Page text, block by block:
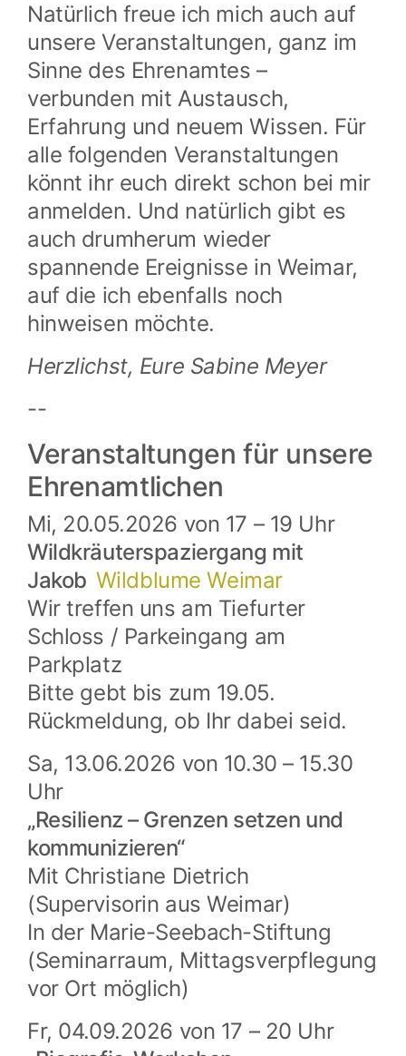
Natürlich freue ich mich auch auf
unsere Veranstaltungen, ganz im
Sinne des Ehrenamtes –
verbunden mit Austausch,
Erfahrung und neuem Wissen. Für
alle folgenden Veranstaltungen
könnt ihr euch direkt schon bei mir
anmelden. Und natürlich gibt es
auch drumherum wieder
spannende Ereignisse in Weimar,
auf die ich ebenfalls noch
hinweisen möchte.
Herzlichst, Eure Sabine Meyer
--
Veranstaltungen für unsere
Ehrenamtlichen
Mi, 20.05.2026 von 17 – 19 Uhr
Wildkräuterspaziergang mit
Jakob Wildblume Weimar
​​​​​Wir treffen uns am Tiefurter
Schloss / Parkeingang am
Parkplatz
Bitte gebt bis zum 19.05.
Rückmeldung, ob Ihr dabei seid.
Sa, 13.06.2026 von 10.30 – 15.30
Uhr
„Resilienz – Grenzen setzen und
kommunizieren“
Mit Christiane Dietrich
(Supervisorin aus Weimar)
In der Marie-Seebach-Stiftung
(Seminarraum, Mittagsverpflegung
vor Ort möglich)
Fr, 04.09.2026 von 17 – 20 Uhr